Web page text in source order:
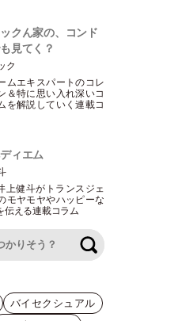
クん家の、コンド
見てく？
ク
ムエキスパートのコレ
＆特に思い入れ深いコ
を解説していく連載コ
ィエム
上健斗がトランスジェ
モヤモヤやハッピーな
伝える連載コラム
バイセクシュアル